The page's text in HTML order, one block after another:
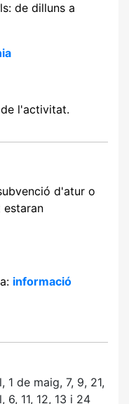
de dilluns a
l'activitat.
d'atur o
estaran
informació
1 de maig, 7, 9, 21,
11, 12, 13 i 24